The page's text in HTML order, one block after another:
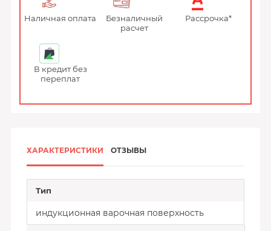
Наличная оплата
Безналичный
расчет
Рассрочка*
В кредит без
переплат
ХАРАКТЕРИСТИКИ ОТЗЫВЫ
Тип
индукционная варочная поверхность